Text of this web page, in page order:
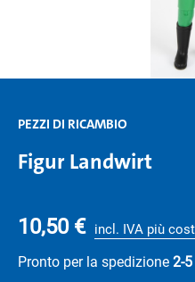
PEZZI DI RICAMBIO
Figur Landwirt
10,50 € incl. IVA più
Pronto per la spedizione 2-